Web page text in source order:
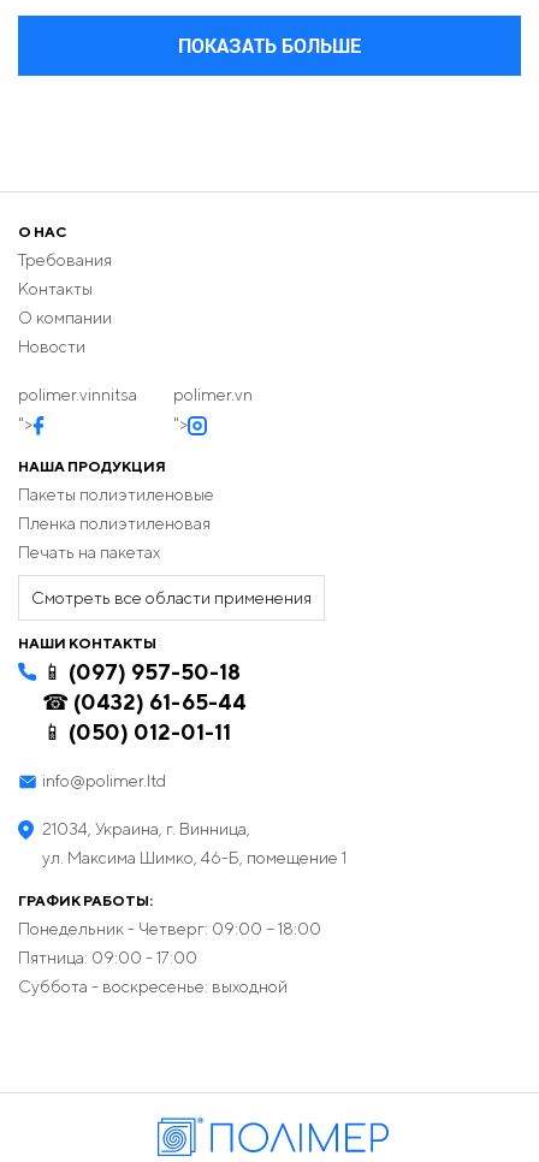
ПОКАЗАТЬ БОЛЬШЕ
О НАС
Требования
Контакты
О компании
Новости
polimer.vinnitsa
">
polimer.vn
">
НАША ПРОДУКЦИЯ
Пакеты полиэтиленовые
Пленка полиэтиленовая
Печать на пакетах
Смотреть все области применения
НАШИ КОНТАКТЫ
📱 (097) 957-50-18
☎ (0432) 61-65-44
📱 (050) 012-01-11
info@polimer.ltd
21034, Украина, г. Винница,
ул. Максима Шимко, 46-Б, помещение 1
ГРАФИК РАБОТЫ:
Понедельник - Четверг: 09:00 − 18:00
Пятница: 09:00 - 17:00
Суббота - воскресенье: выходной